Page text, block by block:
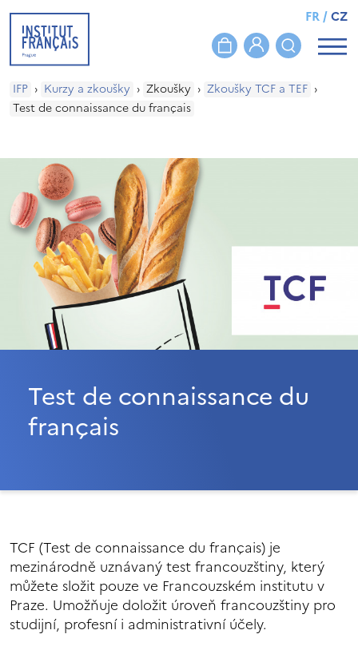
FR/CZ
IFP › Kurzy a zkoušky › Zkoušky › Zkoušky TCF a TEF ›
Test de connaissance du français
Test de connaissance du
français
TCF (Test de connaissance du français) je
mezinárodně uznávaný test francouzštiny, který
můžete složit pouze ve Francouzském institutu v
Praze. Umožňuje doložit úroveň francouzštiny pro
studijní, profesní i administrativní účely.